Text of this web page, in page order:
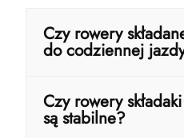
Czy rowery
do codziennej
Tak, szczególnie
dorosłych.
może być równie
Czy rowery
są stabilne?